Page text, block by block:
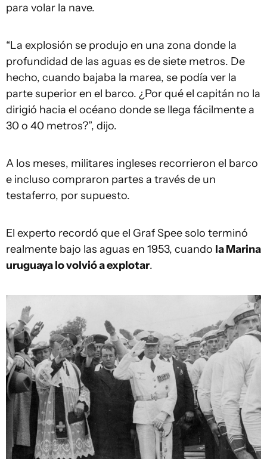
para volar la nave.
“La explosión se produjo en una zona donde la
profundidad de las aguas es de siete metros. De
hecho, cuando bajaba la marea, se podía ver la
parte superior en el barco. ¿Por qué el capitán no la
dirigió hacia el océano donde se llega fácilmente a
30 o 40 metros?”, dijo.
A los meses, militares ingleses recorrieron el barco
e incluso compraron partes a través de un
testaferro, por supuesto.
El experto recordó que el Graf Spee solo terminó
realmente bajo las aguas en 1953, cuando la Marina
uruguaya lo volvió a explotar.